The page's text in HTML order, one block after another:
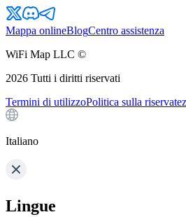
Mappa onlineBlogCentro assistenza
WiFi Map LLC ©
2026 Tutti i diritti riservati
Termini di utilizzoPolitica sulla
Italiano
Lingue